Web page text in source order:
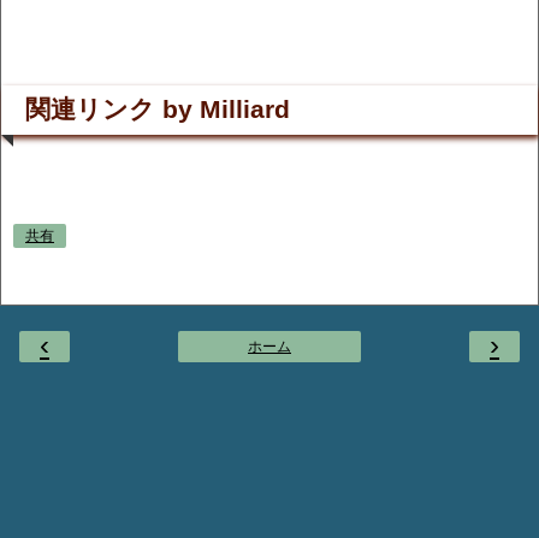
関連リンク by Milliard
共有
‹ ›
ホーム